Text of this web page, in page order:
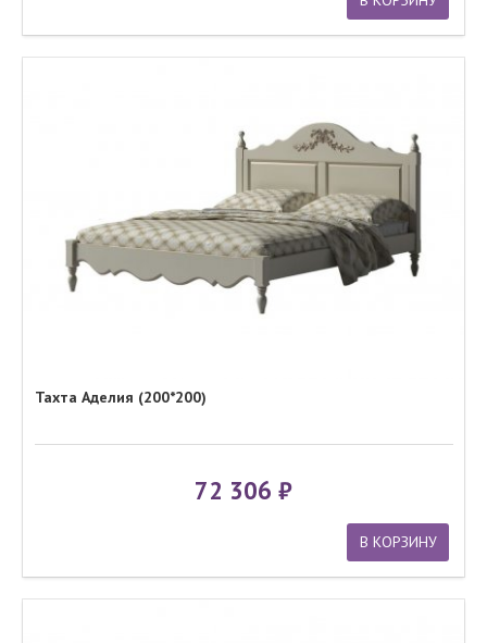
Тахта Аделия (200*200)
72 306
В КОРЗИНУ